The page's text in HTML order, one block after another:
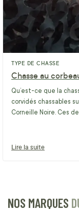
TYPE DE CHASSE
Chasse au
Qu’est-ce que la
corvidés chassables
Corneille Noire. Ces
Lire la suite
NOS MARQUES